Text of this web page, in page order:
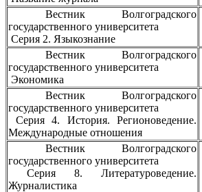
Вестник Волгоградского
государственного университета
Серия 2. Языкознание
Вестник Волгоградского
государственного университета
Экономика
Вестник Волгоградского
государственного университета
Серия 4. История. Регионоведение.
Международные отношения
Вестник Волгоградского
государственного университета
Серия 8. Литературоведение.
Журналистика